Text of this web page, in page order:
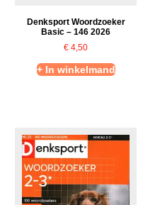
Denksport Woordzoeker
Basic – 146 2026
€ 4,50
+ In winkelmand